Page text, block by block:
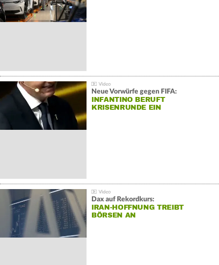
Neue Vorwürfe gegen FIFA:
INFANTINO BERUFT
KRISENRUNDE EIN
Dax auf Rekordkurs:
IRAN-HOFFNUNG TREIBT
BÖRSEN AN